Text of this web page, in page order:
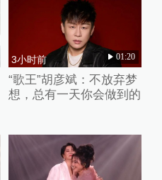
3小时前 01:20
“歌王”胡彦斌：不放弃梦
想，总有一天你会做到的